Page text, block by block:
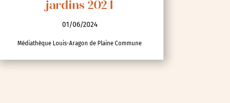
jardins 2024
01/06/2024
Médiathèque Louis-Aragon de Plaine Commune